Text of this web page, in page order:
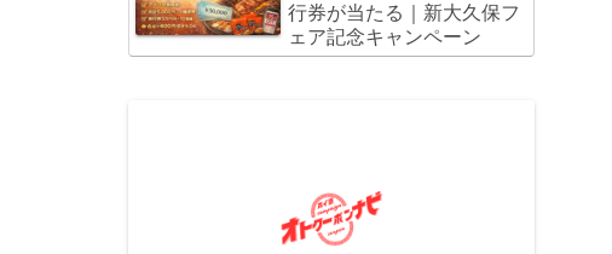
行券が当たる｜新大久保フ
ェア記念キャンペーン